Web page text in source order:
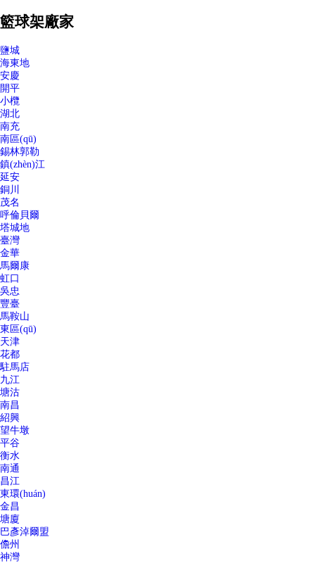
籃球架廠家
鹽城
海東地
安慶
開平
小欖
湖北
南充
南區(qū)
錫林郭勒
鎮(zhèn)江
延安
銅川
茂名
呼倫貝爾
塔城地
臺灣
金華
馬爾康
虹口
吳忠
豐臺
馬鞍山
東區(qū)
天津
花都
駐馬店
九江
塘沽
南昌
紹興
望牛墩
平谷
衡水
南通
昌江
東環(huán)
金昌
塘廈
巴彥淖爾盟
儋州
神灣